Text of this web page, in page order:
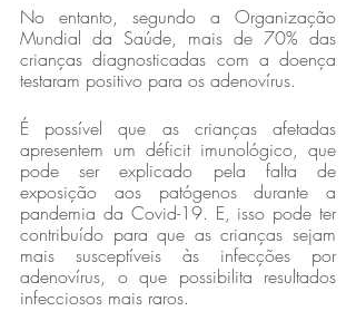
No entanto, segundo a Organização
Mundial da Saúde, mais de 70% das
crianças diagnosticadas com a doença
testaram positivo para os adenovírus.
É possível que as crianças afetadas
apresentem um déficit imunológico, que
pode ser explicado pela falta de
exposição aos patógenos durante a
pandemia da Covid-19. E, isso pode ter
contribuído para que as crianças sejam
mais susceptíveis às infecções por
adenovírus, o que possibilita resultados
infecciosos mais raros.